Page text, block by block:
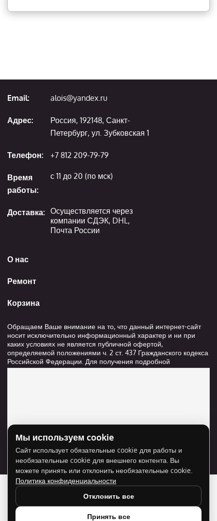
О нас
Ремонт
Корзина
Email: alois@yandex.ru
Адрес:
Россия, 192148, Санкт-
Петербург, ул. Зубковская 1
Телефон: +7 812 209-79-79
Время
работы:
с 11 до 20 (по мск)
Доставка: Осуществляется через
компании СДЭК, DHL,
Почта России
Обращаем Ваше внимание на то, что данный интернет-сайт
носит исключительно информационный характер и ни при
каких условиях не является публичной офертой,
определяемой положениями ч. 2 ст. 437 Гражданского кодекса
Российской Федерации. Для получения подробной
информации о стоимости и сроках выполнения услуг,
Для отображения карты нужно разрешить
использование cookie для внешнего контента.
Разрешить cookie
Мы используем cookie
Сайт использует обязательные cookie для работы и
необязательные cookie для внешнего контента. Вы
можете принять или отклонить необязательные cookie.
Политика конфиденциальности
Отклонить все
Принять все